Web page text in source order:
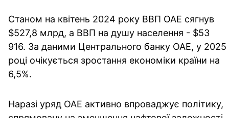
Станом на квітень 2024 року ВВП ОАЕ сягнув
$527,8 млрд, а ВВП на душу населення - $53
916. За даними Центрального банку ОАЕ, у 2025
році очікується зростання економіки країни на
6,5%.
Наразі уряд ОАЕ активно впроваджує політику,